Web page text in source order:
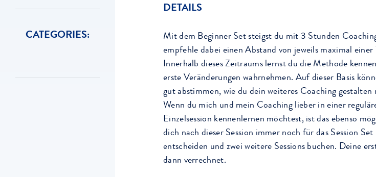
CATEGORIES:
DETAILS
Mit dem Beginner Set steigst du mit 3 Stunden
empfehle dabei einen Abstand von jeweils maximal einer
Innerhalb dieses Zeitraums lernst du die Methode
erste Veränderungen wahrnehmen. Auf dieser Basis
gut abstimmen, wie du dein weiteres Coaching gestalten
Wenn du mich und mein Coaching lieber in einer
Einzelsession kennenlernen möchtest, ist das ebenso
dich nach dieser Session immer noch für das Session Set
entscheiden und zwei weitere Sessions buchen. Deine
dann verrechnet.